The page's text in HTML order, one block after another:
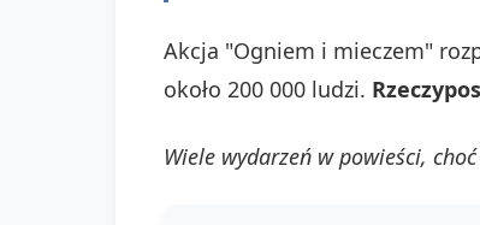
Akcja "Ogniem i mieczem"
około 200 000 ludzi.
Wiele wydarzeń w powieści,